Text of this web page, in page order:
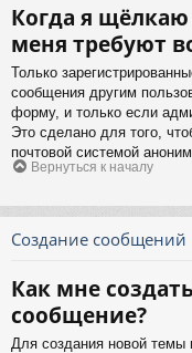
Когда я
меня требуют
Только
сообщения другим
форму, и только если
Это сделано для того,
почтовой системой
Вернуться к началу
Создание сообщений
Как мне
сообщение?
Для создания новой